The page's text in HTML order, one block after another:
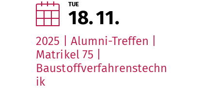
TUE
18 11
2025 | Alumni-Treffen |
Matrikel 75 |
Baustoffverfahrenstechn
ik